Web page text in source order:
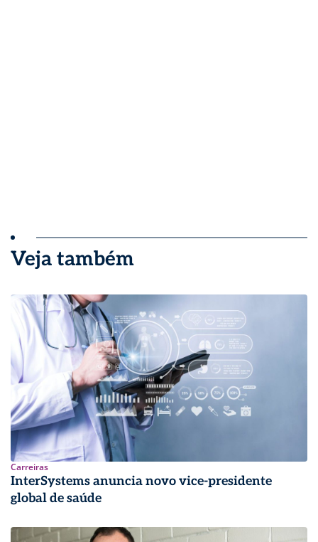
Veja também
Carreiras
InterSystems anuncia novo vice-presidente
global de saúde